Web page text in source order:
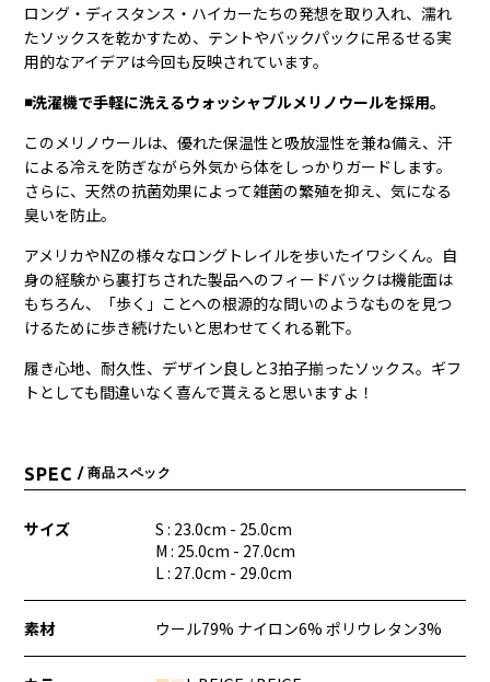
ロング・ディスタンス・ハイカーたちの発想を取り入れ、濡れ
たソックスを乾かすため、テントやバックパックに吊るせる実
用的なアイデアは今回も反映されています。
◾️洗濯機で手軽に洗えるウォッシャブルメリノウールを採用。
このメリノウールは、優れた保温性と吸放湿性を兼ね備え、汗
による冷えを防ぎながら外気から体をしっかりガードします。
さらに、天然の抗菌効果によって雑菌の繁殖を抑え、気になる
臭いを防止。
アメリカやNZの様々なロングトレイルを歩いたイワシくん。自
身の経験から裏打ちされた製品へのフィードバックは機能面は
もちろん、「歩く」ことへの根源的な問いのようなものを見つ
けるために歩き続けたいと思わせてくれる靴下。
履き心地、耐久性、デザイン良しと3拍子揃ったソックス。ギフ
トとしても間違いなく喜んで貰えると思いますよ！
SPEC / 商品スペック
サイズ
S : 23.0cm - 25.0cm
M : 25.0cm - 27.0cm
L : 27.0cm - 29.0cm
素材 ウール79% ナイロン6% ポリウレタン3%